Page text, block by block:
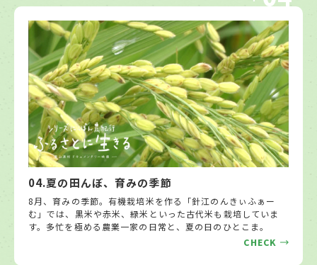
04.夏の田んぼ、育みの季節
8月、育みの季節。有機栽培米を作る「針江のんきぃふぁー
む」では、黒米や赤米、緑米といった古代米も栽培していま
す。多忙を極める農業一家の日常と、夏の日のひとこま。
CHECK